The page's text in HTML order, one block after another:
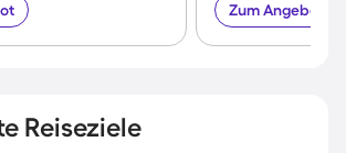
Zum Angebot
Reiseziele